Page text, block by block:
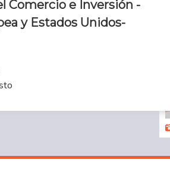
Comercio e Inversión -
y Estados Unidos-